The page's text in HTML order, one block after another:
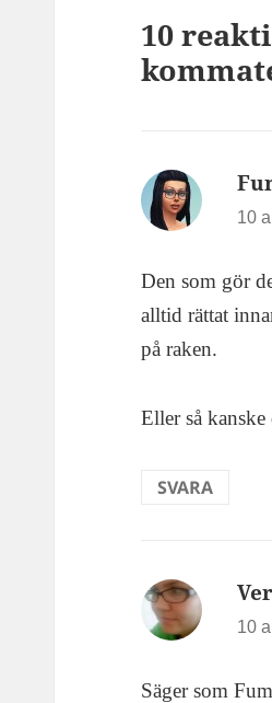
10
10
Den som gör
alltid rättat
på raken.
Eller så
SVARA
10
Säger som